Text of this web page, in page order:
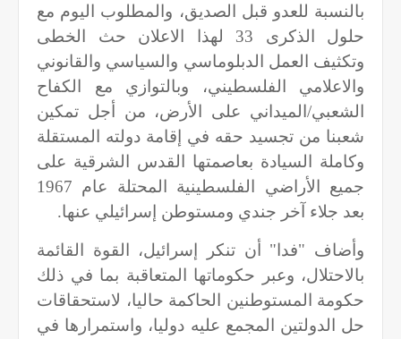
بالنسبة للعدو قبل الصديق، والمطلوب اليوم مع
حلول الذكرى 33 لهذا الاعلان حث الخطى
وتكثيف العمل الدبلوماسي والسياسي والقانوني
والاعلامي الفلسطيني، وبالتوازي مع الكفاح
الشعبي/الميداني على الأرض، من أجل تمكين
شعبنا من تجسيد حقه في إقامة دولته المستقلة
وكاملة السيادة بعاصمتها القدس الشرقية على
جميع الأراضي الفلسطينية المحتلة عام 1967
بعد جلاء آخر جندي ومستوطن إسرائيلي عنها.
وأضاف "فدا" أن تنكر إسرائيل، القوة القائمة
بالاحتلال، وعبر حكوماتها المتعاقبة بما في ذلك
حكومة المستوطنين الحاكمة حاليا، لاستحقاقات
حل الدولتين المجمع عليه دوليا، واستمرارها في